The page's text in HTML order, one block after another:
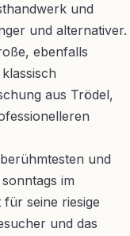
und
und alternativer.
ebenfalls
aus Trödel,
und
im
seine riesige
und das